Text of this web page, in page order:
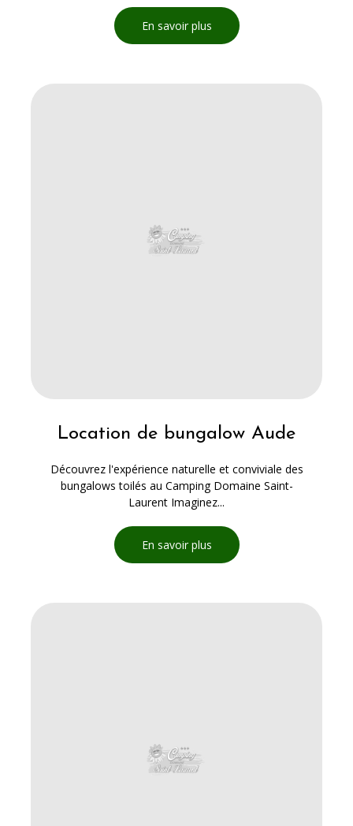
En savoir plus
Location de bungalow Aude
Découvrez l'expérience naturelle et conviviale des
bungalows toilés au Camping Domaine Saint-
Laurent Imaginez...
En savoir plus